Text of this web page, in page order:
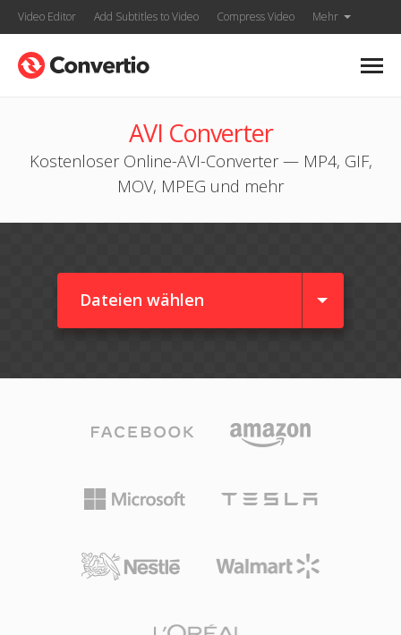
Video Editor Add Subtitles to Video Compress Video Mehr
AVI Converter
Kostenloser Online-AVI-Converter — MP4, GIF,
MOV, MPEG und mehr
Dateien wählen